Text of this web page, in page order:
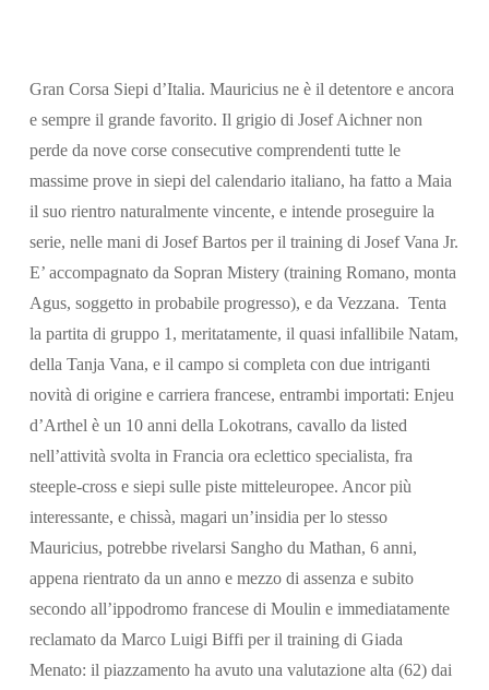
Gran Corsa Siepi d’Italia. Mauricius ne è il detentore e ancora
e sempre il grande favorito. Il grigio di Josef Aichner non
perde da nove corse consecutive comprendenti tutte le
massime prove in siepi del calendario italiano, ha fatto a Maia
il suo rientro naturalmente vincente, e intende proseguire la
serie, nelle mani di Josef Bartos per il training di Josef Vana Jr.
E’ accompagnato da Sopran Mistery (training Romano, monta
Agus, soggetto in probabile progresso), e da Vezzana. Tenta
la partita di gruppo 1, meritatamente, il quasi infallibile Natam,
della Tanja Vana, e il campo si completa con due intriganti
novità di origine e carriera francese, entrambi importati: Enjeu
d’Arthel è un 10 anni della Lokotrans, cavallo da listed
nell’attività svolta in Francia ora eclettico specialista, fra
steeple-cross e siepi sulle piste mitteleuropee. Ancor più
interessante, e chissà, magari un’insidia per lo stesso
Mauricius, potrebbe rivelarsi Sangho du Mathan, 6 anni,
appena rientrato da un anno e mezzo di assenza e subito
secondo all’ippodromo francese di Moulin e immediatamente
reclamato da Marco Luigi Biffi per il training di Giada
Menato: il piazzamento ha avuto una valutazione alta (62) dai